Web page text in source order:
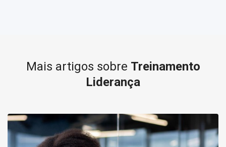
Mais artigos sobre Treinamento
Liderança